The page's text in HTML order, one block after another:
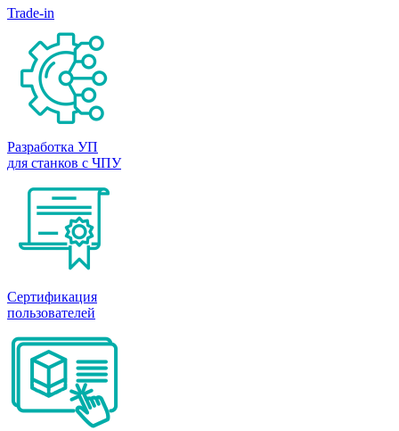
Trade-in
Разработка УП
для станков с ЧПУ
Сертификация
пользователей